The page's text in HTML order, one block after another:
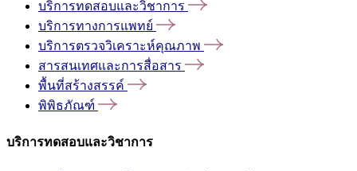
บริการทดสอบและวิชาการ
บริการทางการแพทย์
บริการตรวจวิเคราะห์คุณภาพ
สารสนเทศและการสื่อสาร
พื้นที่สร้างสรรค์
พิพิธภัณฑ์
บริการทดสอบและวิชาการ